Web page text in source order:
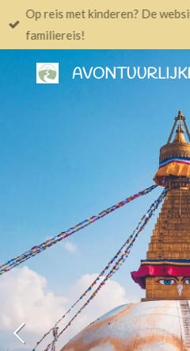
Ga
direct
Op reis met kinderen? De
familiereis!